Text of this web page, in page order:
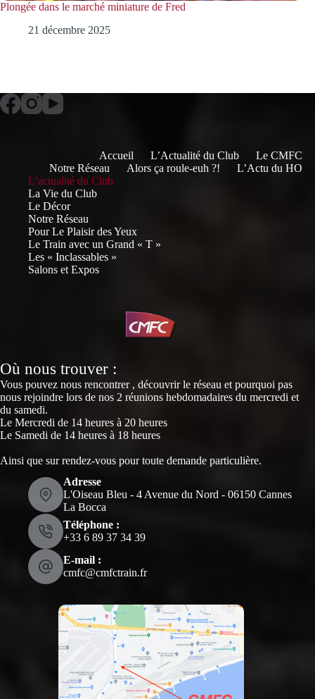
Plongée dans le marché miniature de Fred
21 décembre 2025
Accueil L’Actualité du Club
Le CMFC
Notre Réseau
Alors ça roule-euh ?!
L’Actu du HO
L’actualité du Club
La Vie du Club
Le Décor
Notre Réseau
Pour Le Plaisir des Yeux
Le Train avec un Grand « T »
Les « Inclassables »
Salons et Expos
Où nous trouver :
Vous pouvez nous rencontrer , découvrir le réseau et pourquoi pas
nous rejoindre lors de nos 2 réunions hebdomadaires du mercredi et
du samedi.
Le Mercredi de 14 heures à 20 heures
Le Samedi de 14 heures à 18 heures
Ainsi que sur rendez-vous pour toute demande particulière.
Adresse
L'Oiseau Bleu - 4 Avenue du Nord - 06150 Cannes
La Bocca
Téléphone :
‭+33 6 89 37 34 39‬
E-mail :
cmfc@cmfctrain.fr